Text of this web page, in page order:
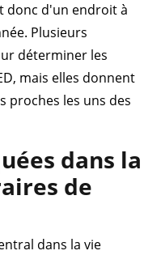
donc d'un endroit à
Plusieurs
déterminer les
mais elles donnent
proches les uns des
dans la
de
dans la vie